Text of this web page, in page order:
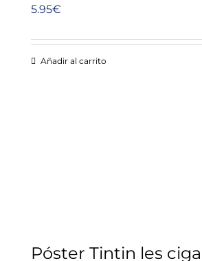
5.95€
Añadir al carrito
Póster Tintin les